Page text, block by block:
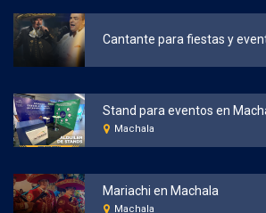
Cantante para fiestas y
Stand para eventos en
Machala
Mariachi en Machala
Machala